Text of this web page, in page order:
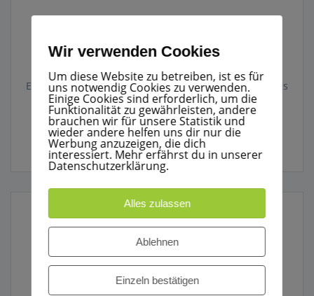
Ost
Einsatz Nr.: 05/2010 03.07.2010 – 15:35 Einrichten eines
Landeplatzes für den Rettungshubschrauber im
Parkplatz bereich der Kunstraststätte. Eine schwer
verletzte Motorradfahrerin wird im RTW vom Notarzt
versorgt.
Einsatz 04/2018 BMA Logistik Zentrum
Einsatz Nr.: 04/2010 13.06.2010 – 09:16
Wir verwenden Cookies
Um diese Website zu betreiben, ist es für
uns notwendig Cookies zu verwenden.
Einige Cookies sind erforderlich, um die
Funktionalität zu gewährleisten, andere
brauchen wir für unsere Statistik und
wieder andere helfen uns dir nur die
Werbung anzuzeigen, die dich
interessiert. Mehr erfährst du in unserer
Datenschutzerklärung.
Alles zulassen
Ablehnen
Einzeln bestätigen